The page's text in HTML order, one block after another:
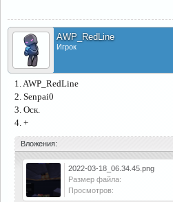
AWP_RedLine
Игрок
1. AWP_RedLine
2. Senpai0
3. Оск.
4. +
Вложения:
2022-03-18_06.34.45.png
Размер файла:
Просмотров: